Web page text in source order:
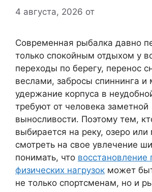
4 августа, 2026 от
Современная рыбалка давно
только спокойным отдыхом у
переходы по берегу, перенос
веслами, забросы спиннинга и
удержание корпуса в
требуют от человека заметной
выносливости. Поэтому тем,
выбирается на реку, озеро
смотреть на свое увлечение
понимать, что восстановление
физических нагрузок может
не только спортсменам, но и